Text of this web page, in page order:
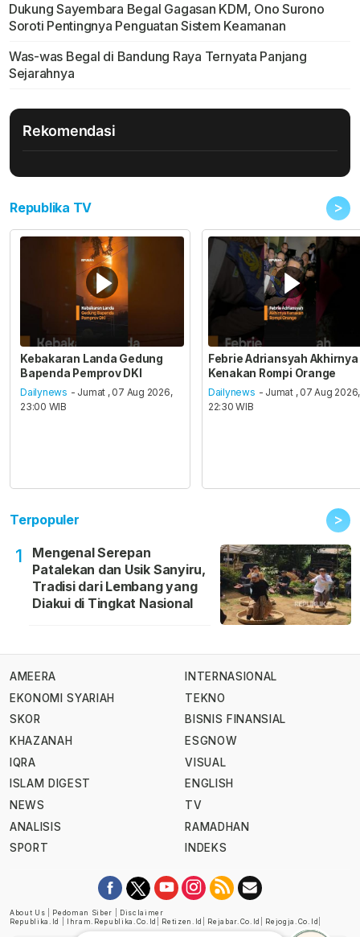
Dukung Sayembara Begal Gagasan KDM, Ono Surono
Soroti Pentingnya Penguatan Sistem Keamanan
Was-was Begal di Bandung Raya Ternyata Panjang
Sejarahnya
Rekomendasi
Republika TV >
Kebakaran Landa Gedung
Bapenda Pemprov DKI
Dailynews - Jumat , 07 Aug 2026,
23:00 WIB
Febrie Adriansyah Akhirnya
Kenakan Rompi Orange
Dailynews - Jumat , 07 Aug 2026,
22:30 WIB
Terpopuler >
1
Mengenal Serepan
Patalekan dan Usik Sanyiru,
Tradisi dari Lembang yang
Diakui di Tingkat Nasional
AMEERA
EKONOMI SYARIAH
SKOR
KHAZANAH
IQRA
ISLAM DIGEST
NEWS
ANALISIS
SPORT
INTERNASIONAL
TEKNO
BISNIS FINANSIAL
ESGNOW
VISUAL
ENGLISH
TV
RAMADHAN
INDEKS
About Us Pedoman Siber
Disclaimer
Republika.id
Ihram.republika.co.id Retizen.id Rejabar.co.id Rejogja.co.id